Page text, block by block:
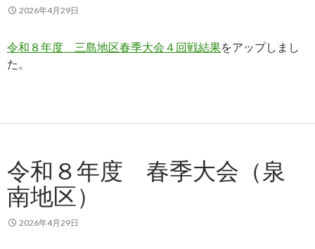
2026年4月29日
令和８年度 三島地区春季大会４回戦結果をアップしまし
た。
令和８年度 春季大会（泉
南地区）
2026年4月29日